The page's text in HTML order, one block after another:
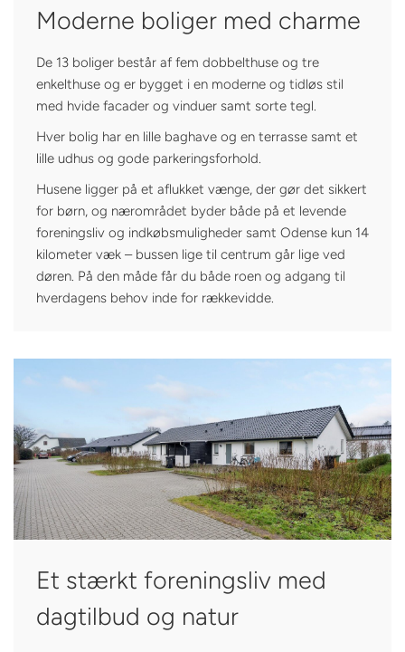
Moderne boliger med charme
De 13 boliger består af fem dobbelthuse og tre
enkelthuse og er bygget i en moderne og tidløs stil
med hvide facader og vinduer samt sorte tegl.
Hver bolig har en lille baghave og en terrasse samt et
lille udhus og gode parkeringsforhold.
Husene ligger på et aflukket vænge, der gør det sikkert
for børn, og nærområdet byder både på et levende
foreningsliv og indkøbsmuligheder samt Odense kun 14
kilometer væk – bussen lige til centrum går lige ved
døren. På den måde får du både roen og adgang til
hverdagens behov inde for rækkevidde.
Et stærkt foreningsliv med
dagtilbud og natur